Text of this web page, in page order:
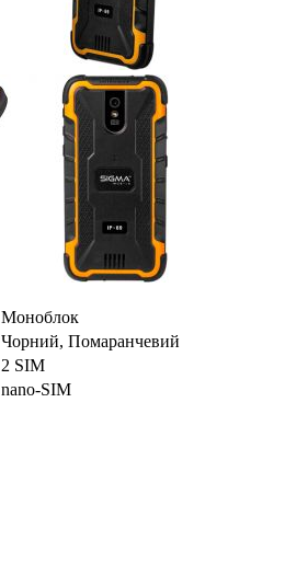
Моноблок
Чорний, Помаранчевий
2 SIM
nano-SIM